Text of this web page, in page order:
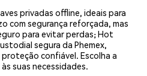
privadas offline, ideais para
com segurança reforçada, mas
para evitar perdas; Hot
segura da Phemex,
confiável. Escolha a
suas necessidades.